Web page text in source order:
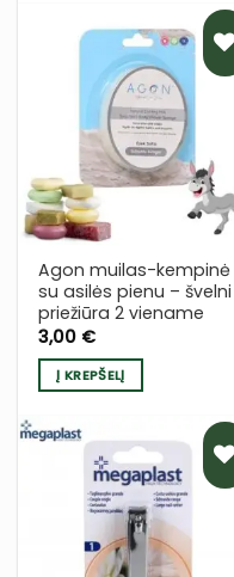
PRIDĖTI
Į NORŲ
SĄRAŠĄ
Agon muilas-kempinė
su asilės pienu – švelni
priežiūra 2 viename
3,00 €
Į KREPŠELĮ
PRIDĖTI
Į NORŲ
SĄRAŠĄ